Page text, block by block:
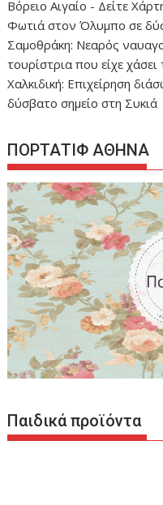
Βόρειο Αιγαίο - Δείτε
Φωτιά στον Όλυμπο σε
Σαμοθράκη: Νεαρός
τουρίστρια που είχε χάσει
Χαλκιδική: Επιχείρηση
δύσβατο σημείο στη Συκιά
ΠΟΡΤΑΤΙΦ ΑΘΗΝΑ
Παιδικά προϊόντα